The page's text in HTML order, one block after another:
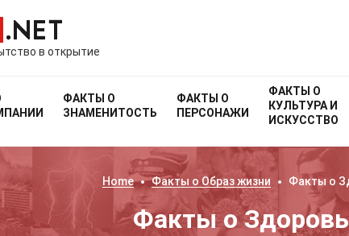
в открытие
ФАКТЫ О
ЗНАМЕНИТОСТЬ
ФАКТЫ О
ПЕРСОНАЖИ
ФАКТЫ О
КУЛЬТУРА И
ИСКУССТВО
Home Факты оОбраз жизни Факты о
Факты о